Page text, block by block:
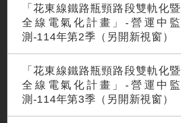
「花東線鐵路瓶頸路段雙軌化暨
全線電氣化計畫」-營運中監
測-114年第2季（另開新視窗）
「花東線鐵路瓶頸路段雙軌化暨
全線電氣化計畫」-營運中監
測-114年第3季（另開新視窗）